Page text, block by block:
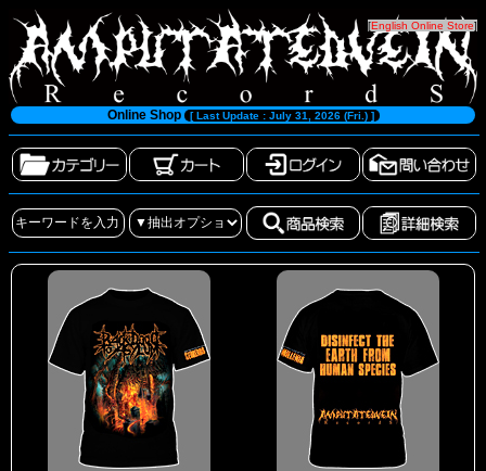
[English Online Store]
Online Shop [ Last Update : July 31, 2026 (Fri.) ]